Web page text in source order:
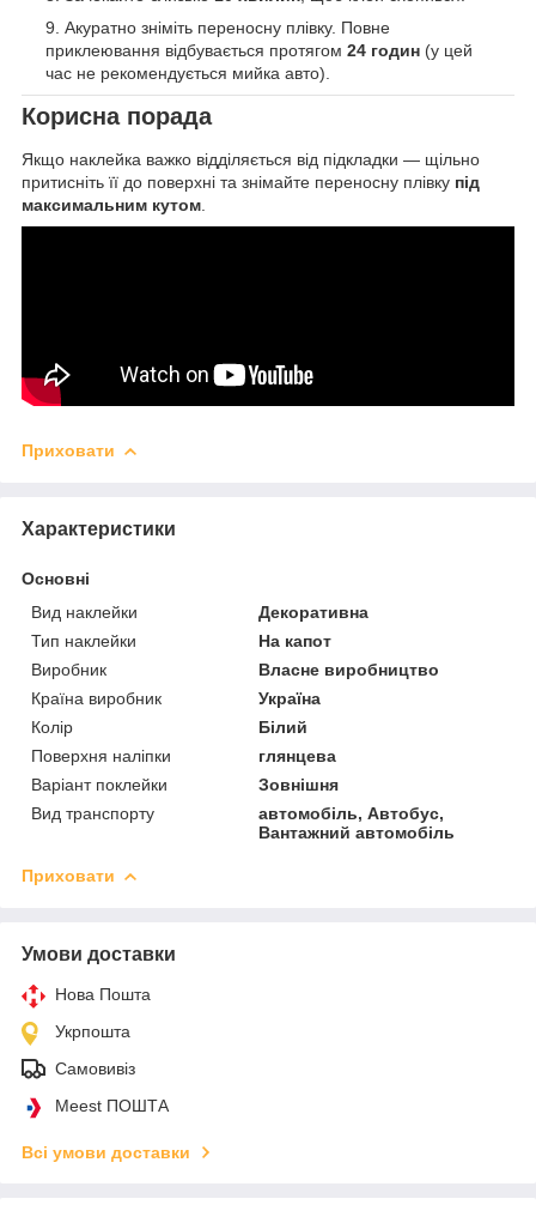
Акуратно зніміть переносну плівку. Повне
приклеювання відбувається протягом 24 годин (у цей
час не рекомендується мийка авто).
Корисна порада
Якщо наклейка важко відділяється від підкладки — щільно
притисніть її до поверхні та знімайте переносну плівку під
максимальним кутом
Приховати
Характеристики
Основні
Вид наклейки
Декоративна
Тип наклейки
На капот
Виробник
Власне виробництво
Країна виробник
Україна
Колір
Білий
Поверхня наліпки
глянцева
Варіант поклейки
Зовнішня
Вид транспорту
автомобіль, Автобус,
Вантажний автомобіль
Приховати
Умови доставки
Нова Пошта
Укрпошта
Самовивіз
Meest ПОШТА
Всі умови доставки